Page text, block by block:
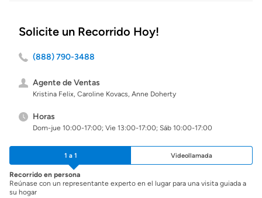
Solicite un Recorrido Hoy!
(888) 790-3488
Agente de Ventas
Kristina Felix, Caroline Kovacs, Anne Doherty
Horas
Dom-jue 10:00-17:00; Vie 13:00-17:00; Sáb 10:00-17:00
1 a 1 Videollamada
Recorrido en persona
Reúnase con un representante experto en el lugar para una visita guiada a
su hogar